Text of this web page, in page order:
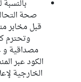
صحة
قبل مخابر
وتحترم
مصداقية و
الكود عبر
الخارجية